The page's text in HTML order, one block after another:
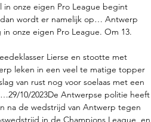
onze eigen Pro League begint
wordt er namelijk op… Antwerp
onze eigen Pro League. Om 13.
Lierse en stootte met
leken in een veel te matige topper
van rust nog voor soelaas met een
10/2023De Antwerpse politie heeft
na de wedstrijd van Antwerp tegen
in de Champions League, en